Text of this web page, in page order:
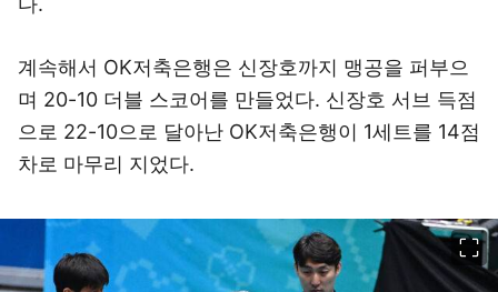
계속해서 OK저축은행은 신장호까지 맹공을 퍼부으
며 20-10 더블 스코어를 만들었다. 신장호 서브 득점
으로 22-10으로 달아난 OK저축은행이 1세트를 14점
차로 마무리 지었다.